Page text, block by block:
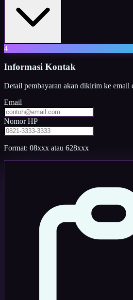
4
Informasi Kontak
Detail pembayaran akan dikirim ke email
Email
Nomor HP
Format: 08xxx atau 628xxx